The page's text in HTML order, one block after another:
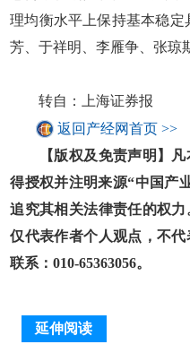
理均衡水平上保持基本稳
芳、于祥明、李雁争、张琼
转自：上海证券报
返回产经网首页 >>
【版权及免责声明】凡
得授权并注明来源“中国产
追究其相关法律责任的权
仅代表作者个人观点，不
联系：010-65363056。
延伸阅读